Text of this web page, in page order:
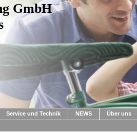
GmbH
Service und Technik NEWS
Über uns